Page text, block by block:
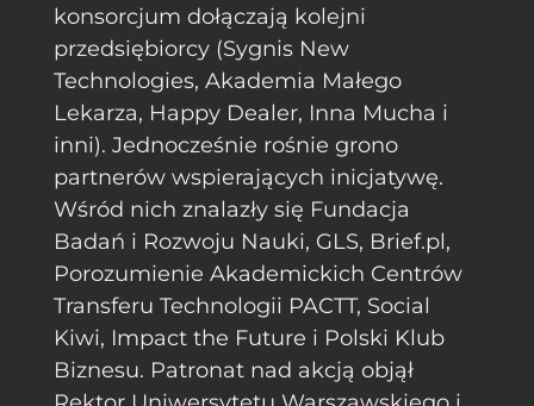
konsorcjum dołączają kolejni
przedsiębiorcy (Sygnis New
Technologies, Akademia Małego
Lekarza, Happy Dealer, Inna Mucha i
inni). Jednocześnie rośnie grono
partnerów wspierających inicjatywę.
Wśród nich znalazły się Fundacja
Badań i Rozwoju Nauki, GLS, Brief.pl,
Porozumienie Akademickich Centrów
Transferu Technologii PACTT, Social
Kiwi, Impact the Future i Polski Klub
Biznesu. Patronat nad akcją objął